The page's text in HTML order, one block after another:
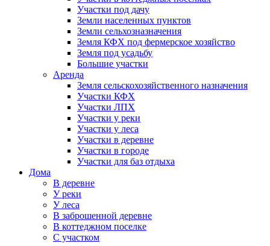
Участки под дачу
Земли населенных пунктов
Земли сельхозназначения
Земля КФХ под фермерское хозяйство
Земля под усадьбу
Большие участки
Аренда
Земля сельскохозяйственного назначения
Участки КФХ
Участки ЛПХ
Участки у реки
Участки у леса
Участки в деревне
Участки в городе
Участки для баз отдыха
Дома
В деревне
У реки
У леса
В заброшенной деревне
В коттеджном поселке
С участком